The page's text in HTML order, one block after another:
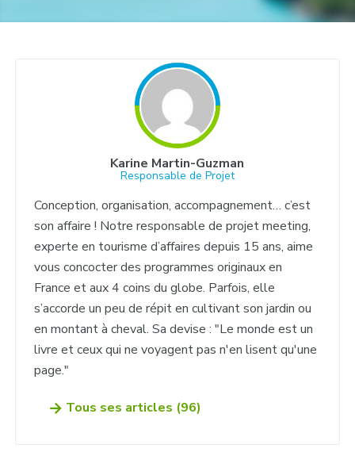
Karine Martin-Guzman
Responsable de Projet
Conception, organisation, accompagnement… c’est
son affaire ! Notre responsable de projet meeting,
experte en tourisme d’affaires depuis 15 ans, aime
vous concocter des programmes originaux en
France et aux 4 coins du globe. Parfois, elle
s’accorde un peu de répit en cultivant son jardin ou
en montant à cheval. Sa devise : "Le monde est un
livre et ceux qui ne voyagent pas n'en lisent qu'une
page."
Tous ses articles (96)